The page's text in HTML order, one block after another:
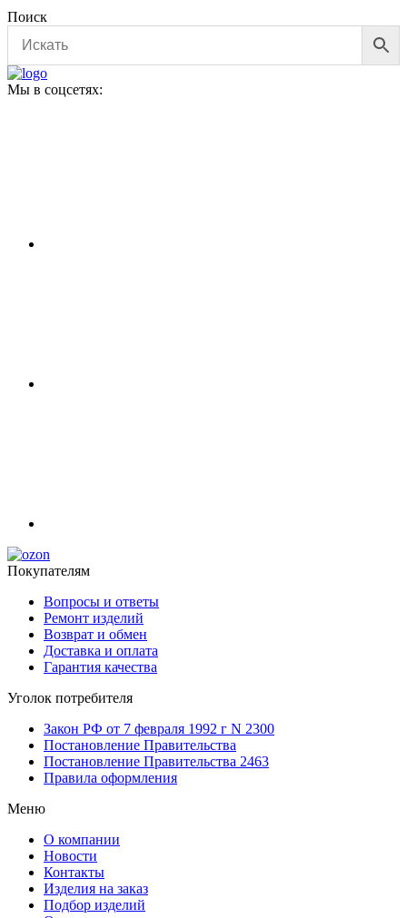
Поиск
Мы в соцсетях:
Покупателям
Вопросы и ответы
Ремонт изделий
Возврат и обмен
Доставка и оплата
Гарантия качества
Уголок потребителя
Закон РФ от 7 февраля 1992 г N 2300
Постановление Правительства
Постановление Правительства 2463
Правила оформления
Меню
О компании
Новости
Контакты
Изделия на заказ
Подбор изделий